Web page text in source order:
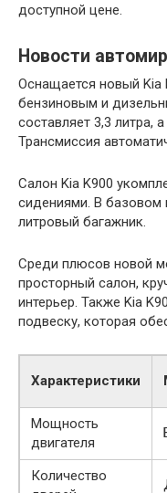
доступной цене.
Новости
Оснащается новый Kia
бензиновым и
составляет 3,3 литра,
Трансмиссия
Салон Kia K900
сидениями. В базовом
литровый багажник.
Среди плюсов новой
просторный салон,
интерьер. Также Kia
подвеску, которая
Характеристики
Мощность
двигателя
Количество